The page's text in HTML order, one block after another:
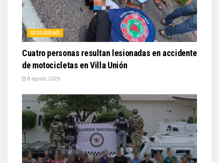
SEGURIDAD
Cuatro personas resultan lesionadas en accidente
de motocicletas en Villa Unión
8 agosto, 2026